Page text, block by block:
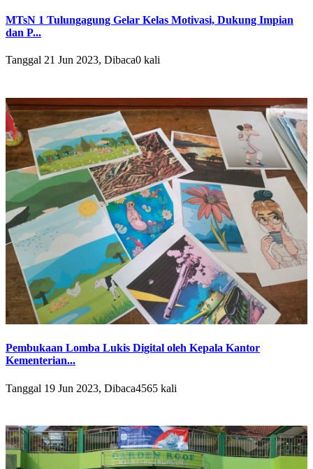
MTsN 1 Tulungagung Gelar Kelas Motivasi, Dukung Impian
dan P...
Tanggal 21 Jun 2023, Dibaca0 kali
Pembukaan Lomba Lukis Digital oleh Kepala Kantor
Kementerian...
Tanggal 19 Jun 2023, Dibaca4565 kali